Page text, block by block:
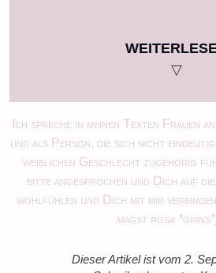
▽
Ich spreche in meinen Texten Frauen
und als Person, die sich nicht eindeutig
weiblichen Geschlecht zugehörig
bitte angesprochen und Dich auf
wohlfühlen und Dich mit mir
magst rosa
Dieser Artikel ist vom 2.